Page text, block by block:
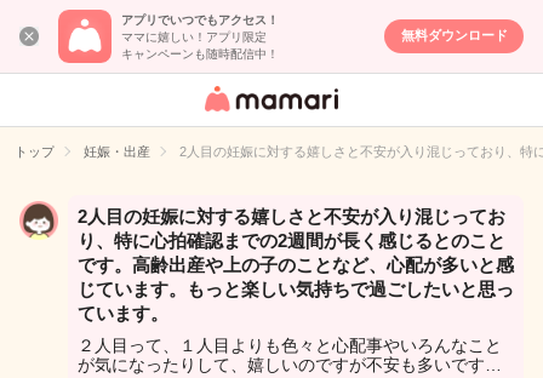
アプリでいつでもアクセス！
ママに嬉しい！アプリ限定
キャンペーンも随時配信中！
無料ダウンロード
女性専用匿名QA
イト
トップ 妊娠・出産 2人目の妊娠に対する嬉しさと不安が入り混じっており、
2人目の妊娠に対する嬉しさと不安が入り混じってお
り、特に心拍確認までの2週間が長く感じるとのこと
です。高齢出産や上の子のことなど、心配が多いと感
じています。もっと楽しい気持ちで過ごしたいと思っ
ています。
２人目って、１人目よりも色々と心配事やいろんなこと
が気になったりして、嬉しいのですが不安も多いです…